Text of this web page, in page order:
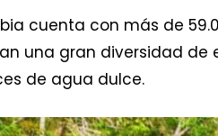
cuenta con más de
una gran diversidad de
de agua dulce.